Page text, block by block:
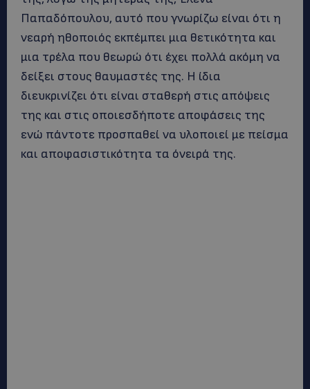
Παπαδόπουλου, αυτό που γνωρίζω είναι ότι η
νεαρή ηθοποιός εκπέμπει μια θετικότητα και
μια τρέλα που θεωρώ ότι έχει πολλά ακόμη να
δείξει στους θαυμαστές της. Η ίδια
διευκρινίζει ότι είναι σταθερή στις απόψεις
της και στις οποιεσδήποτε αποφάσεις της
ενώ πάντοτε προσπαθεί να υλοποιεί με πείσμα
και αποφασιστικότητα τα όνειρά της.